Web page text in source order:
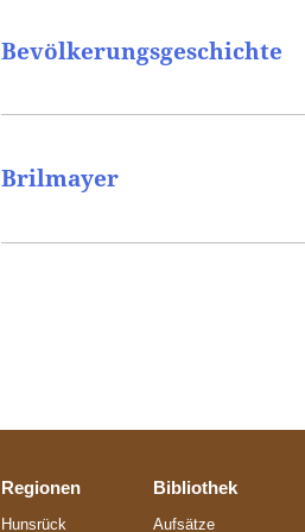
Bevölkerungsgeschichte
Brilmayer
Regionen
Hunsrück
Bibliothek
Aufsätze